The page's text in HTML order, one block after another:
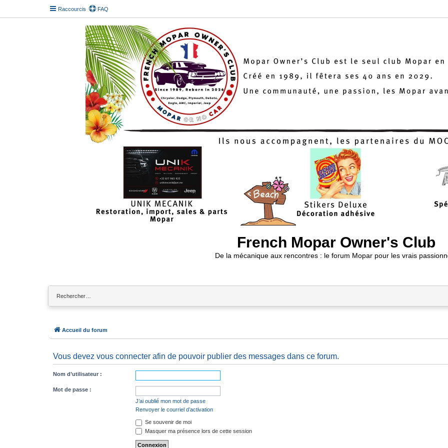
Raccourcis FAQ
French Mopar Owner's Club
De la mécanique aux rencontres : le forum Mopar pour les vrais
Accueil du forum
Vous devez vous connecter afin de pouvoir publier des messages dans ce forum.
Nom d’utilisateur :
Mot de passe :
J’ai oublié mon mot de passe
Renvoyer le courriel d’activation
Se souvenir de moi
Masquer ma présence lors de cette session